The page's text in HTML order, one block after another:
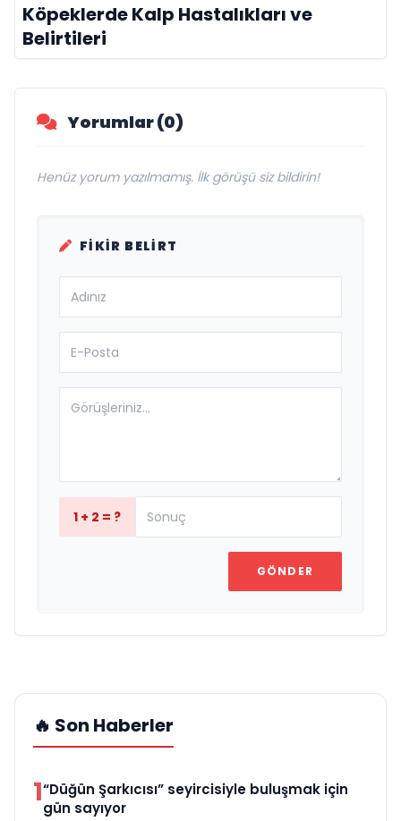
Köpeklerde Kalp Hastalıkları ve
Belirtileri
Yorumlar (0)
Henüz yorum yazılmamış. İlk görüşü siz bildirin!
FIKIR BELIRT
1 + 2 = ?
GÖNDER
🔥 Son Haberler
1“Düğün Şarkıcısı” seyircisiyle buluşmak için
gün sayıyor